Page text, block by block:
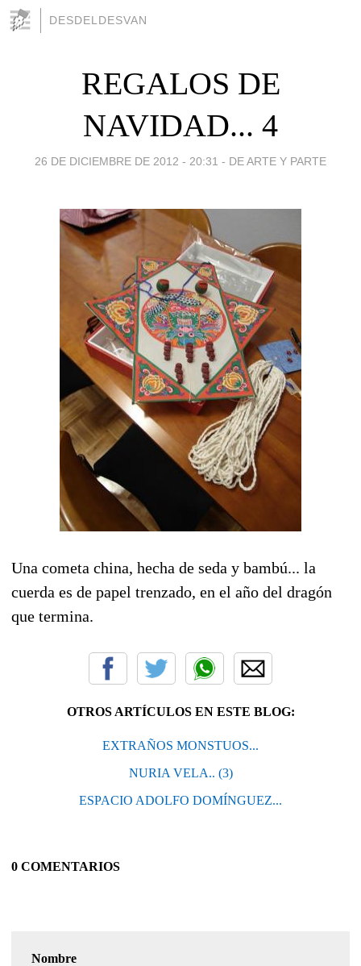
DESDELDESVAN
REGALOS DE
NAVIDAD... 4
26 DE DICIEMBRE DE 2012 - 20:31 - DE ARTE Y PARTE
Una cometa china, hecha de seda y bambú... la
cuerda es de papel trenzado, en el año del dragón
que termina.
OTROS ARTÍCULOS EN ESTE BLOG:
EXTRAÑOS MONSTUOS...
NURIA VELA.. (3)
ESPACIO ADOLFO DOMÍNGUEZ...
0 COMENTARIOS
Nombre